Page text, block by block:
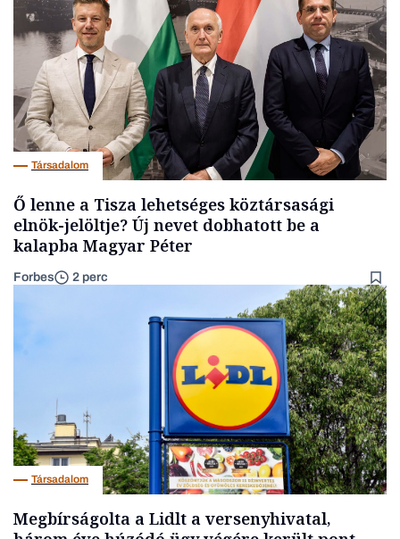
Társadalom
Ő lenne a Tisza lehetséges köztársasági
elnök-jelöltje? Új nevet dobhatott be a
kalapba Magyar Péter
Forbes 2 perc
Társadalom
Megbírságolta a Lidlt a versenyhivatal,